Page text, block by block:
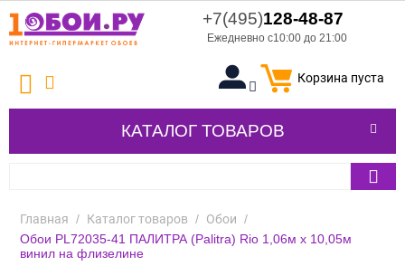
+7(495)128-48-87
Ежедневно с10:00 до 21:00
Корзина пуста
КАТАЛОГ ТОВАРОВ
Главная / Каталог товаров / Обои /
Обои PL72035-41 ПАЛИТРА (Palitra) Rio 1,06м х 10,05м
винил на флизелине